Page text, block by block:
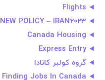
Flights
NEW POLICY – IRAN2023
Canada Housing
Express Entry
گروه کولبر کانادا
Finding Jobs In Canada